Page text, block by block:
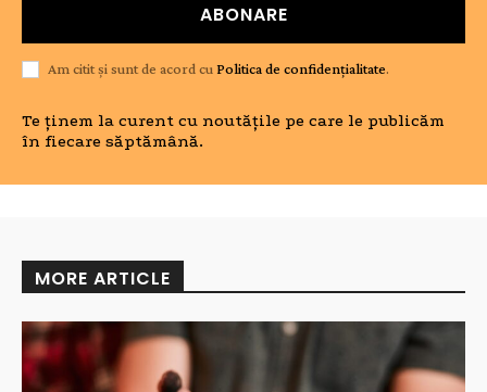
ABONARE
Am citit și sunt de acord cuPolitica de confidențialitate.
Te ținem la curent cu noutățile pe care le publicăm
în fiecare săptămână.
MORE ARTICLE